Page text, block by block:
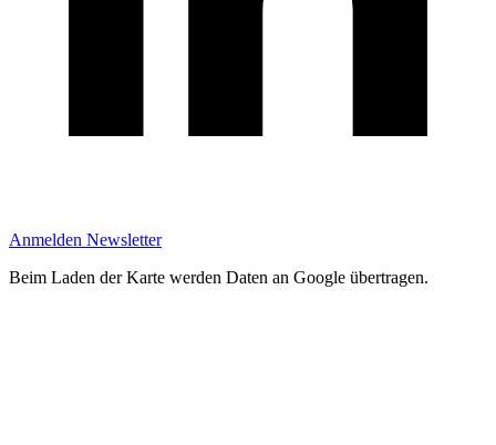
Anmelden Newsletter
Beim Laden der Karte werden Daten an Google übertragen.